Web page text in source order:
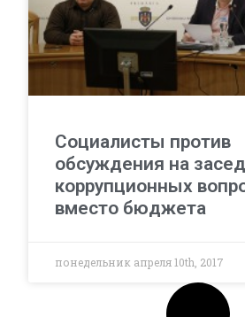
Социалисты против
обсуждения на
коррупционных
вместо бюджета
понедельник апреля 10th, 2017